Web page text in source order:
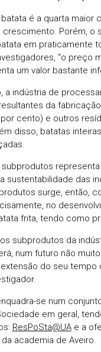
é a quarta maior
Porém, o
em praticamente
“o preço
um valor bastante
a indústria de
da
por cento) e outros
disso, batatas
subprodutos
sustentabilidade das
surge, então,
no
frita, tendo como
subprodutos da
num futuro não
do seu tempo
se num
em geral,
ResPoSta@UAe a
academia de Aveiro.